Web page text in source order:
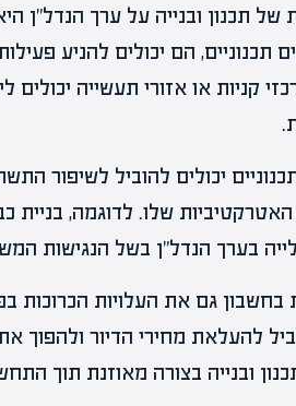
תכנון ובנייה על ערך הנדל"ן
תכנוניים, הם יכולים להניע
קניות או אזורי תעשייה יכולים
יכולים להוביל לשיפור
שלו. לדוגמה, בניית
בערך הנדל"ן בשל הנגישות
גם את העלויות הכרוכות
להעלאת מחירי הדיור ולהפוך
ובנייה בצורה מאוזנת תוך